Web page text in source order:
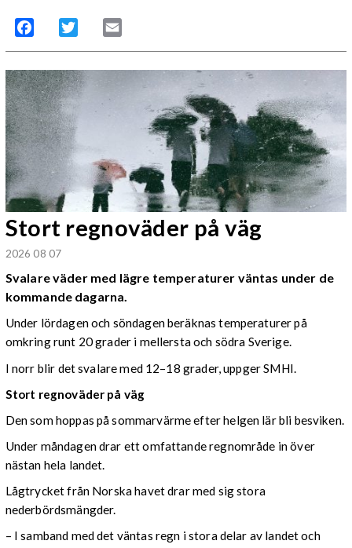
Facebook Twitter
Stort regnoväder på väg
2026 08 07
Svalare väder med lägre temperaturer väntas under de
kommande dagarna.
Under lördagen och söndagen beräknas temperaturer på
omkring runt 20 grader i mellersta och södra Sverige.
I norr blir det svalare med 12–18 grader, uppger SMHI.
Stort regnoväder på väg
Den som hoppas på sommarvärme efter helgen lär bli besviken.
Under måndagen drar ett omfattande regnområde in över
nästan hela landet.
Lågtrycket från Norska havet drar med sig stora
nederbördsmängder.
– I samband med det väntas regn i stora delar av landet och